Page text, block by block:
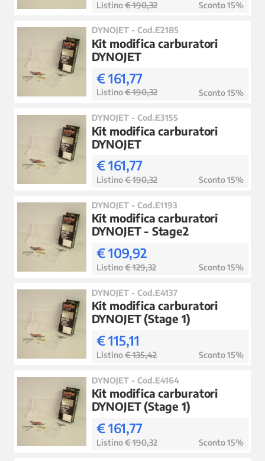
Listino€ 190,32 Sconto 15%
DYNOJET - Cod.E2185
Kit modifica carburatori
DYNOJET
€ 161,77
Listino€ 190,32 Sconto 15%
DYNOJET - Cod.E3155
Kit modifica carburatori
DYNOJET
€ 161,77
Listino€ 190,32 Sconto 15%
DYNOJET - Cod.E1193
Kit modifica carburatori
DYNOJET - Stage2
€ 109,92
Listino€ 129,32 Sconto 15%
DYNOJET - Cod.E4137
Kit modifica carburatori
DYNOJET (Stage 1)
€ 115,11
Listino€ 135,42 Sconto 15%
DYNOJET - Cod.E4164
Kit modifica carburatori
DYNOJET (Stage 1)
€ 161,77
Listino€ 190,32 Sconto 15%